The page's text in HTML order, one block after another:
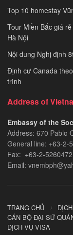
Top 10 homestay
Tour Miền Bắc giá
Hà Nội
Nội dung Nghị định
Định cư Canada
trình
Address of
Embassy of the
Address: 670 Pablo
General line: +63-2-
Fax: +63-2-5260472​
Email:
TRANG CHỦ
CÁN BỘ ĐẠI SỨ
DỊCH VỤ VISA